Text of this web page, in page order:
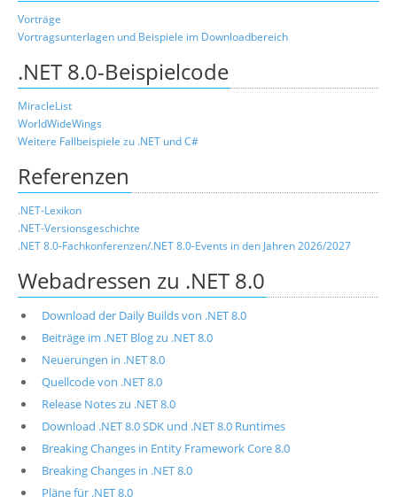
Vorträge
Vortragsunterlagen und Beispiele im Downloadbereich
.NET 8.0-Beispielcode
MiracleList
WorldWideWings
Weitere Fallbeispiele zu .NET und C#
Referenzen
.NET-Lexikon
.NET-Versionsgeschichte
.NET 8.0-Fachkonferenzen/.NET 8.0-Events in den Jahren 2026/2027
Webadressen zu .NET 8.0
Download der Daily Builds von .NET 8.0
Beiträge im .NET Blog zu .NET 8.0
Neuerungen in .NET 8.0
Quellcode von .NET 8.0
Release Notes zu .NET 8.0
Download .NET 8.0 SDK und .NET 8.0 Runtimes
Breaking Changes in Entity Framework Core 8.0
Breaking Changes in .NET 8.0
Pläne für .NET 8.0